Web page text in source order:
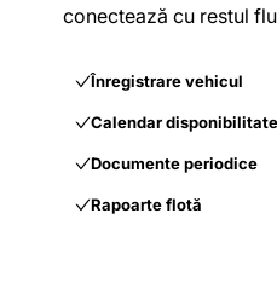
conectează cu restul
Înregistrare vehicul
Calendar disponibilitate
Documente periodice
Rapoarte flotă